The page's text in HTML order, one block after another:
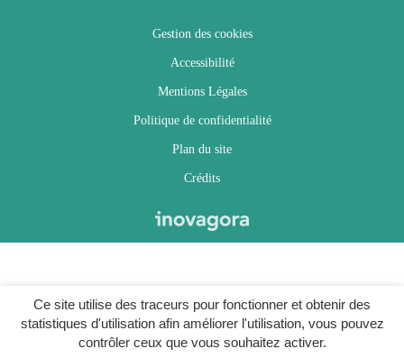
Ce site utilise des traceurs pour fonctionner et obtenir des
statistiques d'utilisation afin améliorer l'utilisation, vous pouvez
contrôler ceux que vous souhaitez activer.
Gestion des cookies
Accessibilité
Mentions Légales
Politique de confidentialité
Plan du site
Crédits